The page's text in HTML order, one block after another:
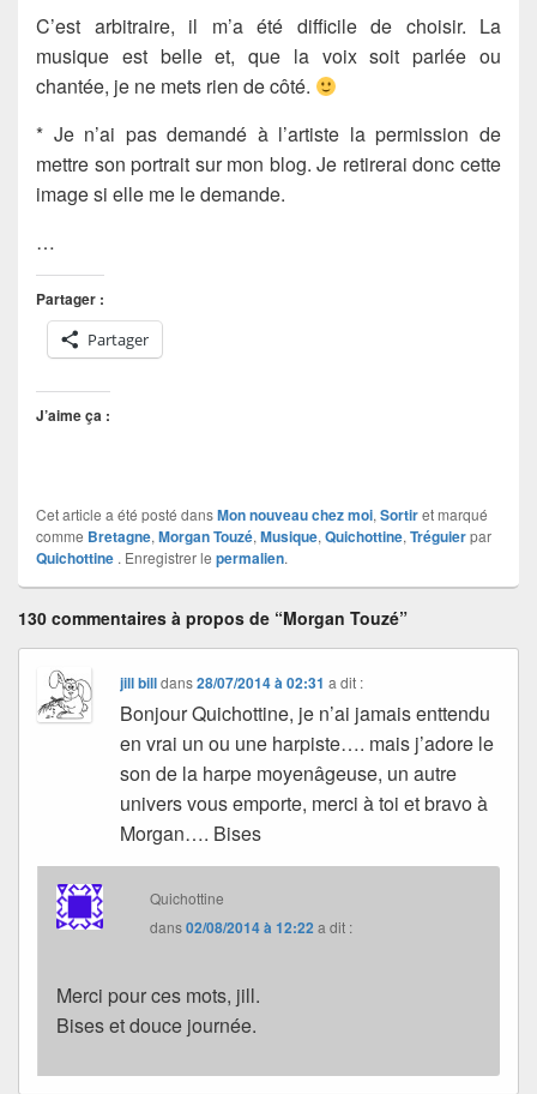
C’est arbitraire, il m’a été difficile de choisir. La
musique est belle et, que la voix soit parlée ou
chantée, je ne mets rien de côté.
* Je n’ai pas demandé à l’artiste la permission de
mettre son portrait sur mon blog. Je retirerai donc cette
image si elle me le demande.
…
Partager :
Partager
J’aime ça :
Cet article a été posté dansMon nouveau chez moi, Sortiret marqué
comme Bretagne, Morgan Touzé, Musique, Quichottine, Tréguierpar
Quichottine . Enregistrer le permalien.
130 commentaires à propos de “Morgan Touzé”
jill billdans28/07/2014 à 02:31 a dit :
Bonjour Quichottine, je n’ai jamais enttendu
en vrai un ou une harpiste…. mais j’adore le
son de la harpe moyenâgeuse, un autre
univers vous emporte, merci à toi et bravo à
Morgan…. Bises
Quichottine
dans02/08/2014 à 12:22 a dit :
Merci pour ces mots, jill.
Bises et douce journée.